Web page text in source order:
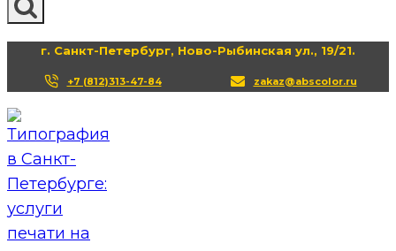
г. Санкт-Петербург, Ново-Рыбинская ул., 19/21.
+7 (812)313-47-84 zakaz@abscolor.ru